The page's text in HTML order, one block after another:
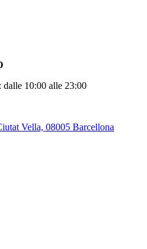
10:00 alle 23:00
Vella, 08005 Barcellona